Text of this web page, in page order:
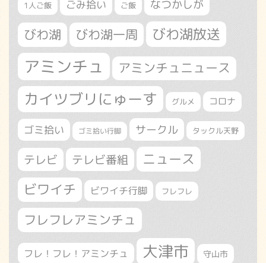
1人ご飯 ごみ拾い ご飯 なつかしが
びわ湖 びわ湖一周 びわ湖放送
アミンチュ アミンチュニュース
カイツブリにゅーす グルメ コロナ
ゴミ拾い ゴミ拾い行脚 サークル タックル天野
テレビ テレビ番組 ニュース
ビワイチ ビワイチ行脚 フレフレ
フレフレアミンチュ
フレ！フレ！アミンチュ 大津市 守山市